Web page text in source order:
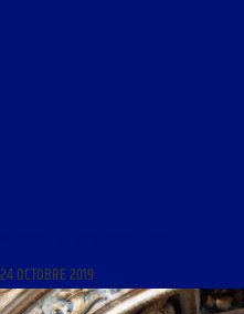
24 OCTOBRE 2019